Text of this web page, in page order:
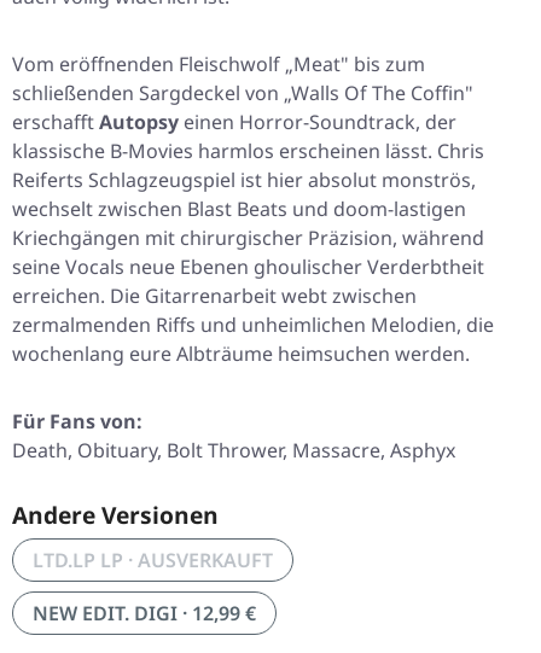
Vom eröffnenden Fleischwolf „Meat" bis zum
schließenden Sargdeckel von „Walls Of The Coffin"
erschafftAutopsy einen Horror-Soundtrack, der
klassische B-Movies harmlos erscheinen lässt. Chris
Reiferts Schlagzeugspiel ist hier absolut monströs,
wechselt zwischen Blast Beats und doom-lastigen
Kriechgängen mit chirurgischer Präzision, während
seine Vocals neue Ebenen ghoulischer Verderbtheit
erreichen. Die Gitarrenarbeit webt zwischen
zermalmenden Riffs und unheimlichen Melodien, die
wochenlang eure Albträume heimsuchen werden.
Für Fans von:
Death, Obituary, Bolt Thrower, Massacre, Asphyx
Andere Versionen
LTD.LP LP · AUSVERKAUFT
NEW EDIT. DIGI · 12,99 €